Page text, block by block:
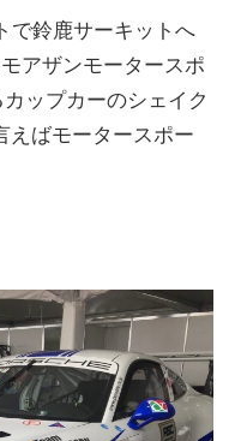
で鈴鹿サーキットへ
アザンモータースポ
ップカーのシェイク
えばモータースポー